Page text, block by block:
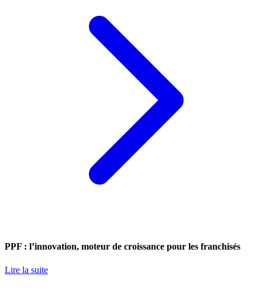
PPF : l’innovation, moteur de croissance pour les franchisés
Lire la suite